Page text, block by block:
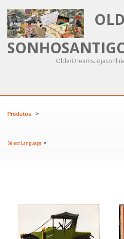
Produtos >
Select Language ▼